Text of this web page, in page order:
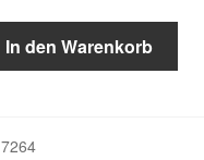
In den Warenkorb
7264